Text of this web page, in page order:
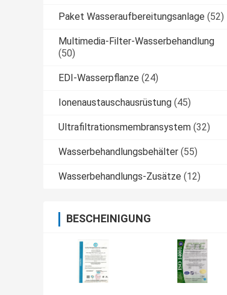
Paket Wasseraufbereitungsanlage (52)
Multimedia-Filter-Wasserbehandlung
(50)
EDI-Wasserpflanze (24)
Ionenaustauschausrüstung (45)
Ultrafiltrationsmembransystem (32)
Wasserbehandlungsbehälter (55)
Wasserbehandlungs-Zusätze (12)
BESCHEINIGUNG